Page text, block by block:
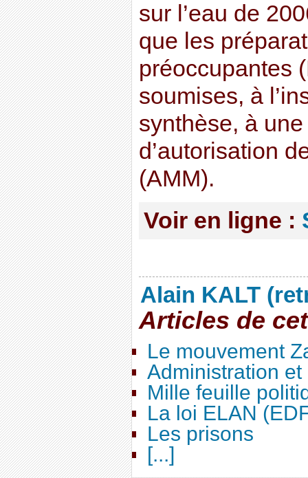
sur l’eau de
que les
préoccupantes
soumises, à
synthèse, à
d’autorisation
(AMM).
Voir en ligne :
Alain KALT
Articles de
Le mouvement
Administration
Mille feuille
La loi ELAN
Les prisons
[...]